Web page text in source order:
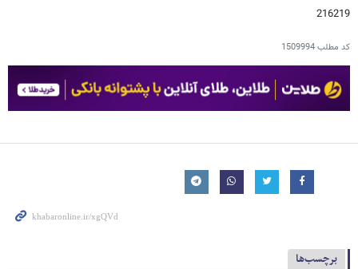
216219
کد مطلب1509994
برچسب‌ها